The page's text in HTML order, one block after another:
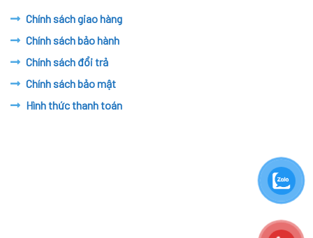
Chính sách giao hàng
Chính sách bảo hành
Chính sách đổi trả
Chính sách bảo mật
Hình thức thanh toán